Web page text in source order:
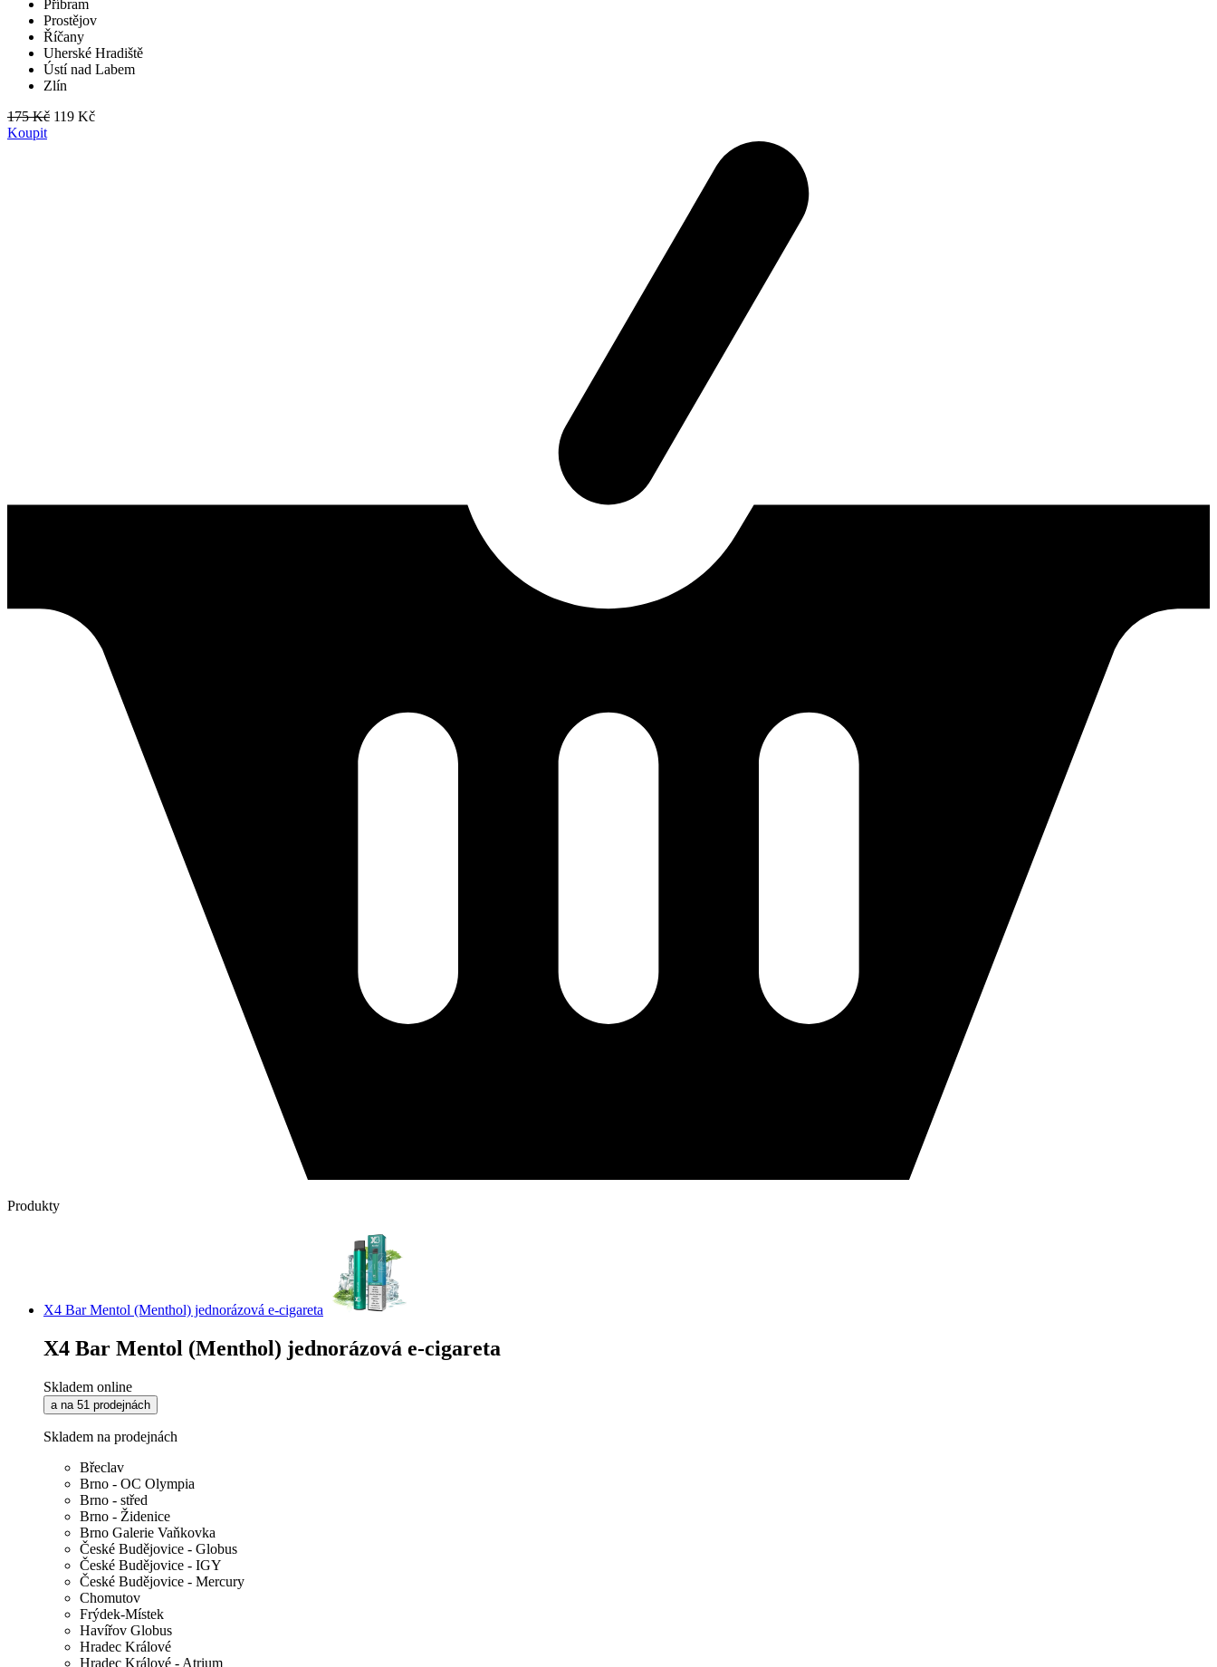
Příbram
Prostějov
Říčany
Uherské Hradiště
Ústí nad Labem
Zlín
175 Kč 119 Kč
Koupit
Produkty
X4 Bar Mentol (Menthol) jednorázová e-cigareta
X4 Bar Mentol (Menthol) jednorázová e-cigareta
Skladem online
a na 51 prodejnách
Skladem na prodejnách
Břeclav
Brno - OC Olympia
Brno - střed
Brno - Židenice
Brno Galerie Vaňkovka
České Budějovice - Globus
České Budějovice - IGY
České Budějovice - Mercury
Chomutov
Frýdek-Místek
Havířov Globus
Hradec Králové
Hradec Králové - Atrium